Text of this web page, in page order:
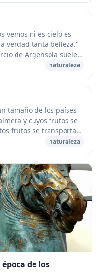
vemos ni es cielo es
verdad tanta belleza."
de Argensola suelen
ba...
naturaleza
tamaño de los países
y cuyos frutos se
frutos se transportan
naturaleza
de los